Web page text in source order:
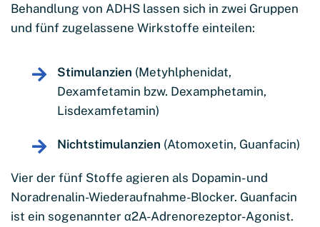
Behandlung von ADHS lassen sich in zwei Gruppen
und fünf zugelassene Wirkstoffe einteilen:
Stimulanzien (Metyhlphenidat,
Dexamfetamin bzw. Dexamphetamin,
Lisdexamfetamin)
Nichtstimulanzien (Atomoxetin, Guanfacin)
Vier der fünf Stoffe agieren als Dopamin- und
Noradrenalin-Wiederaufnahme-Blocker. Guanfacin
ist ein sogenannter α2A-Adrenorezeptor-Agonist.